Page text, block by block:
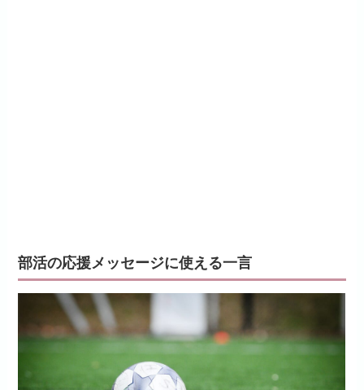
部活の応援メッセージに使える一言